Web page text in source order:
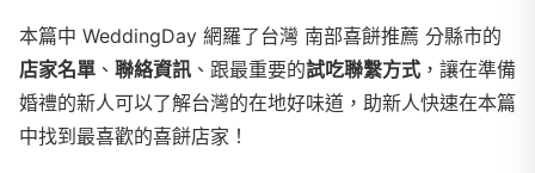
本篇中 WeddingDay 網羅了台灣 南部喜餅推薦 分縣市的
店家名單 、 聯絡資訊 、跟最重要的試吃聯繫方式 ，讓在準備
婚禮的新人可以了解台灣的在地好味道，助新人快速在本篇
中找到最喜歡的喜餅店家！